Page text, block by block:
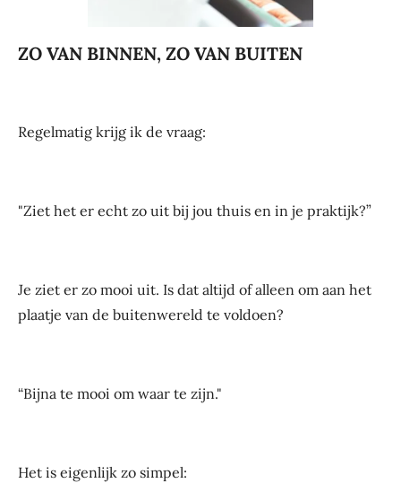
ZO VAN BINNEN, ZO VAN BUITEN
Regelmatig krijg ik de vraag:
"Ziet het er echt zo uit bij jou thuis en in je praktijk?”
Je ziet er zo mooi uit. Is dat altijd of alleen om aan het
plaatje van de buitenwereld te voldoen?
“Bijna te mooi om waar te zijn."
Het is eigenlijk zo simpel: